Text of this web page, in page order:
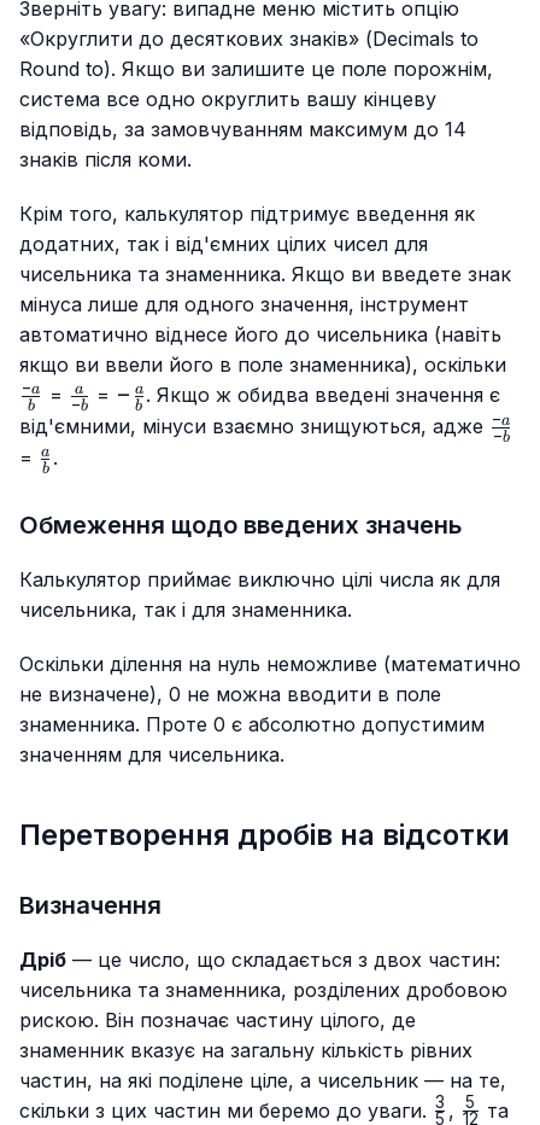
Зверніть увагу: випадне меню містить опцію
«Округлити до десяткових знаків» (Decimals to
Round to). Якщо ви залишите це поле порожнім,
система все одно округлить вашу кінцеву
відповідь, за замовчуванням максимум до 14
знаків після коми.
Крім того, калькулятор підтримує введення як
додатних, так і від'ємних цілих чисел для
чисельника та знаменника. Якщо ви введете знак
мінуса лише для одного значення, інструмент
автоматично віднесе його до чисельника (навіть
якщо ви ввели його в поле знаменника), оскільки
b
−a = \frac{a}
{-b}
−b
a = -
\frac{a}
− b
a . Якщо ж обидва введені значення є
від'ємними, мінуси взаємно знищуються, адже
−b
−a
= \frac{a}
{b}
b
a .
Обмеження щодо введених значень
Калькулятор приймає виключно цілі числа як для
чисельника, так і для знаменника.
Оскільки ділення на нуль неможливе (математично
не визначене), 0 не можна вводити в поле
знаменника. Проте 0 є абсолютно допустимим
значенням для чисельника.
Перетворення дробів на відсотки
Визначення
Дріб — це число, що складається з двох частин:
чисельника та знаменника, розділених дробовою
рискою. Він позначає частину цілого, де
знаменник вказує на загальну кількість рівних
частин, на які поділене ціле, а чисельник — на те,
скільки з цих частин ми беремо до уваги. \frac{3}
5
3 , 12
5 та